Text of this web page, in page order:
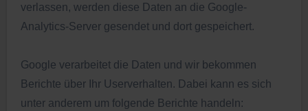
verlassen, werden diese Daten an die Google-
Analytics-Server gesendet und dort gespeichert.
Google verarbeitet die Daten und wir bekommen
Berichte über Ihr Userverhalten. Dabei kann es sich
unter anderem um folgende Berichte handeln: